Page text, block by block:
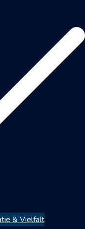
& Vielfalt